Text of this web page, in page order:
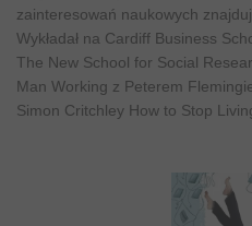
zainteresowań naukowych
Wykładał na Cardiff Business
The New School for Social
Man Working z Peterem
Simon Critchley How to Stop